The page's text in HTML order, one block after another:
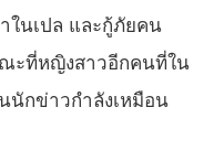
ในเปล และกู้ภัยคน
ะที่หญิงสาวอีกคนที่ใน
นักข่าวกำลังเหมือน